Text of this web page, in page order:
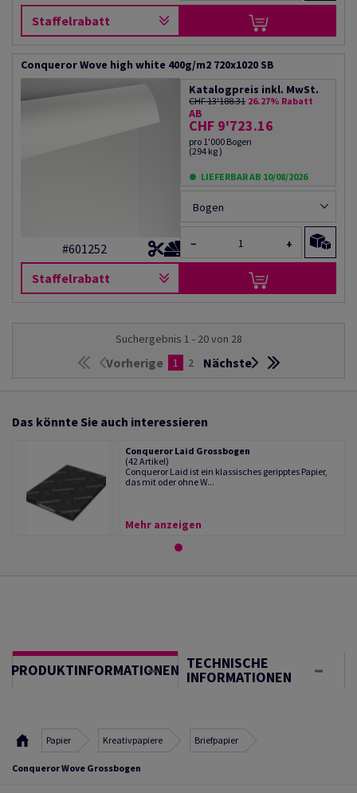
Staffelrabatt
Conqueror Wove high white 400g/m2 720x1020 SB
#601252
Staffelrabatt
Katalogpreis inkl. MwSt.
CHF 13'188.31 26.27% Rabatt
AB
CHF 9'723.16
pro 1'000 Bogen
(294 kg )
LIEFERBAR AB 10/08/2026
Bogen
− +
Suchergebnis 1 - 20 von 28
Vorherige 1 2 Nächste
Das könnte Sie auch interessieren
Conqueror Laid Grossbogen
(42 Artikel)
Conqueror Laid ist ein klassisches geripptes Papier,
das mit oder ohne W...
Mehr anzeigen
PRODUKTINFORMATIONEN TECHNISCHE
INFORMATIONEN
Papier Kreativpapiere Briefpapier
Conqueror Wove Grossbogen